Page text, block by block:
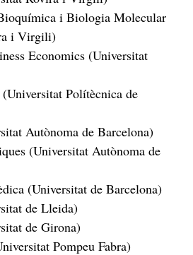
i Biologia Molecular
i Virgili)
Economics (Universitat
Polítècnica de
Autònoma de Barcelona)
(Universitat Autònoma de
(Universitat de Barcelona)
de Lleida)
de Girona)
Pompeu Fabra)